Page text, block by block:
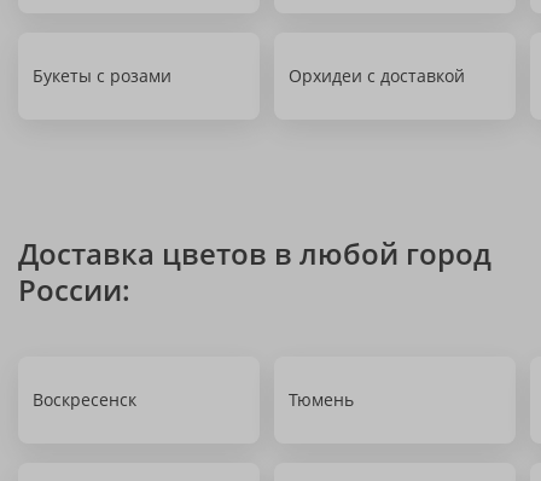
Букеты с розами Орхидеи с доставкой
Доставка цветов в любой город
России:
Воскресенск Тюмень